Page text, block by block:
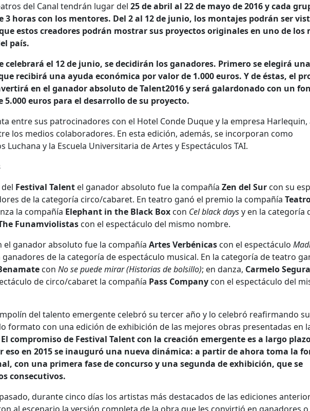
del Canal tendrán lugar del 25 de abril al 22 de mayo de 2016 y cada
3 horas con los mentores. Del 2 al 12 de junio, los montajes podrán ser
estos creadores podrán mostrar sus proyectos originales en uno de los
país.
celebrará el 12 de junio, se decidirán los ganadores. Primero se elegirá
recibirá una ayuda económica por valor de 1.000 euros. Y de éstas, el
en el ganador absoluto de Talent2016 y será galardonado con un
5.000 euros para el desarrollo de su proyecto.
entre sus patrocinadores con el Hotel Conde Duque y la empresa Harlequin,
los medios colaboradores. En esta edición, además, se incorporan como
Luchana y la Escuela Universitaria de Artes y Espectáculos TAI.
Festival Talent el ganador absoluto fue la compañía Zen del Sur con su
de la categoría circo/cabaret. En teatro ganó el premio la compañía
la compañía Elephant in the Black Box con Cel black daysy en la categoría
Funamviolistas con el espectáculo del mismo nombre.
el ganador absoluto fue la compañía Artes Verbénicas con el espectáculo
de la categoría de espectáculo musical. En la categoría de teatro
con No se puede mirar (Historias de bolsillo); en danza, Carmelo Segura
de circo/cabaret la compañía Pass Company con el espectáculo del
del talento emergente celebró su tercer año y lo celebró reafirmando
formato con una edición de exhibición de las mejores obras presentadas en
El compromiso de Festival Talent con la creación emergente es a largo
eso en 2015 se inauguró una nueva dinámica: a partir de ahora toma la
con una primera fase de concurso y una segunda de exhibición, que se
consecutivos.
durante cinco días los artistas más destacados de las ediciones